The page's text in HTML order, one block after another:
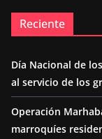
Reciente
Día Nacional de
al servicio de los
Operación
marroquíes